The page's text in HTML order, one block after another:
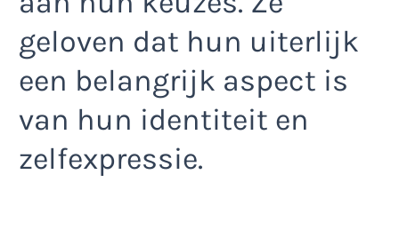
geloven dat hun uiterlijk
een belangrijk aspect is
van hun identiteit en
zelfexpressie.